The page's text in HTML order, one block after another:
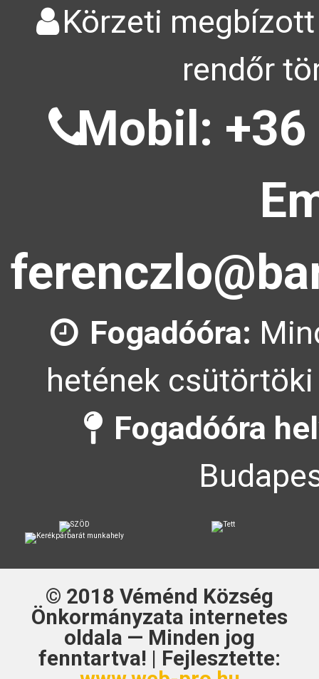
Körzeti megbízott
rendőr
Mobil: +36
Fogadóóra:
hetének
Fogadóóra
© 2018 Véménd Község
Önkormányzata internetes
oldala — Minden jog
fenntartva! | Fejlesztette: